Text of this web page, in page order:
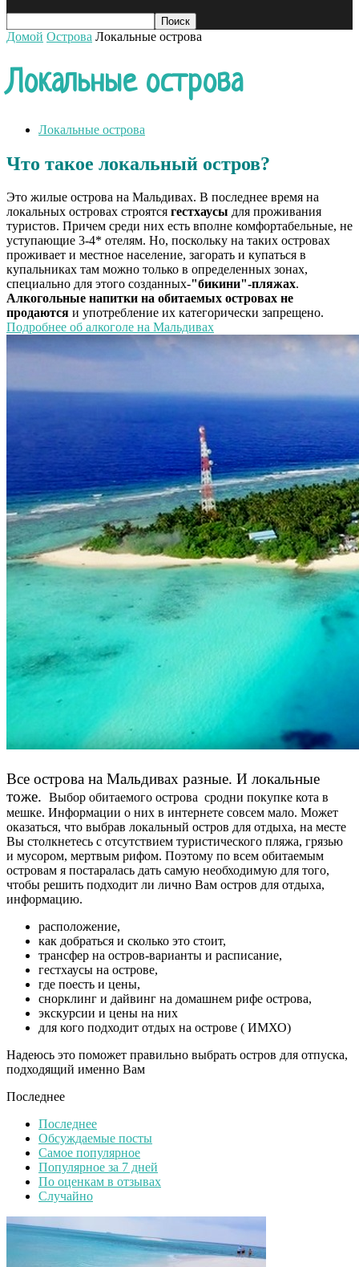
Домой Острова Локальные острова
Локальные острова
Локальные острова
Что такое локальный остров?
Это жилые острова на Мальдивах. В последнее время на
локальных островах строятся гестхаусы для проживания
туристов. Причем среди них есть вполне комфортабельные, не
уступающие 3-4* отелям. Но, поскольку на таких островах
проживает и местное население, загорать и купаться в
купальниках там можно только в определенных зонах,
специально для этого созданных-"бикини"-пляжах.
Алкогольные напитки на обитаемых островах не
продаются и употребление их категорически запрещено.
Подробнее об алкоголе на Мальдивах
Все острова на Мальдивах разные. И локальные
тоже. Выбор обитаемого острова сродни покупке кота в
мешке. Информации о них в интернете совсем мало. Может
оказаться, что выбрав локальный остров для отдыха, на месте
Вы столкнетесь с отсутствием туристического пляжа, грязью
и мусором, мертвым рифом. Поэтому по всем обитаемым
островам я постаралась дать самую необходимую для того,
чтобы решить подходит ли лично Вам остров для отдыха,
информацию.
расположение,
как добраться и сколько это стоит,
трансфер на остров-варианты и расписание,
гестхаусы на острове,
где поесть и цены,
снорклинг и дайвинг на домашнем рифе острова,
экскурсии и цены на них
для кого подходит отдых на острове ( ИМХО)
Надеюсь это поможет правильно выбрать остров для отпуска,
подходящий именно Вам
Последнее
Последнее
Обсуждаемые посты
Самое популярное
Популярное за 7 дней
По оценкам в отзывах
Случайно